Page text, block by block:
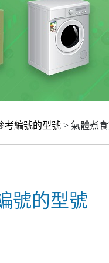
考編號的型號 > 氣體煮
號的型號